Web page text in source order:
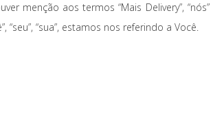
menção aos termos “Mais Delivery”, “nós”
“sua”, estamos nos referindo a Você.